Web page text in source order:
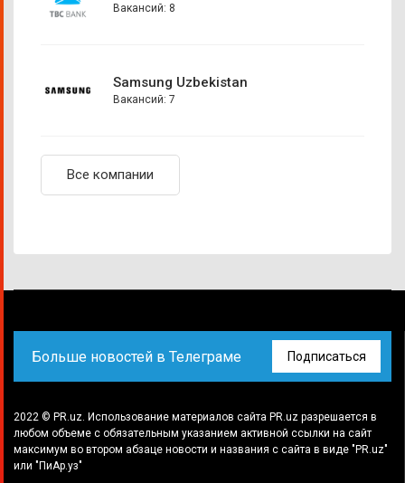
Вакансий: 8
Samsung Uzbekistan
Вакансий: 7
Все компании
Больше новостей в Телеграме Подписаться
2022 © PR.uz. Использование материалов сайта PR.uz разрешается в
любом объеме с обязательным указанием активной ссылки на сайт
максимум во втором абзаце новости и названия с сайта в виде "PR.uz"
или "ПиАр.уз"